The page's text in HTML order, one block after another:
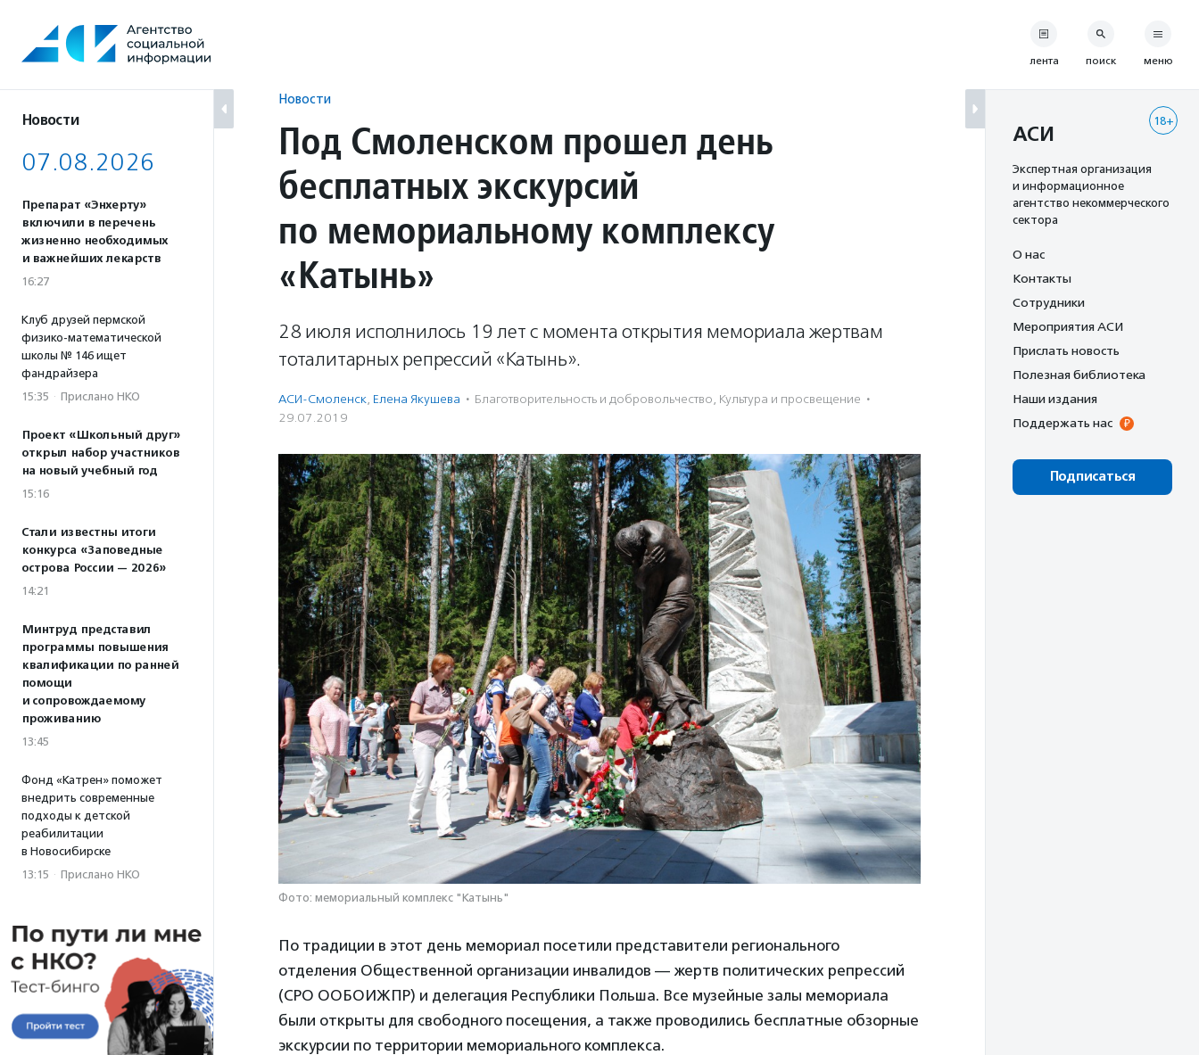
содержанию
Новости
07.08.2026
Препарат «Энхерту»
включили в перечень
жизненно необходимых
и важнейших лекарств
16:27
Клуб друзей пермской
физико-математической
школы № 146 ищет
фандрайзера
15:35 · Прислано НКО
Проект «Школьный друг»
открыл набор участников
на новый учебный год
15:16
Стали известны итоги
конкурса «Заповедные
острова России — 2026»
14:21
Минтруд представил
программы повышения
квалификации по ранней
помощи
и сопровождаемому
проживанию
13:45
Фонд «Катрен» поможет
внедрить современные
подходы к детской
реабилитации
в Новосибирске
13:15 · Прислано НКО
Новости
Под Смоленском прошел день
бесплатных экскурсий
по мемориальному комплексу
«Катынь»
28 июля исполнилось 19 лет с момента открытия мемориала жертвам
тоталитарных репрессий «Катынь».
АСИ-Смоленск, Елена Якушева · Благотвори­тель­ность и доброволь­чест­во, Культура и просвещение ·
29.07.2019
Фото: мемориальный комплекс "Катынь"
По традиции в этот день мемориал посетили представители регионального
отделения Общественной организации инвалидов — жертв политических репрессий
(СРО ООБОИЖПР) и делегация Республики Польша. Все музейные залы мемориала
были открыты для свободного посещения, а также проводились бесплатные обзорные
экскурсии по территории мемориального комплекса.
лента поиск меню
18+
АСИ
Экспертная организация
и информационное
агентство некоммерческого
сектора
О нас
Контакты
Сотрудники
Мероприятия АСИ
Прислать новость
Полезная библиотека
Наши издания
Поддержать нас
Подписаться